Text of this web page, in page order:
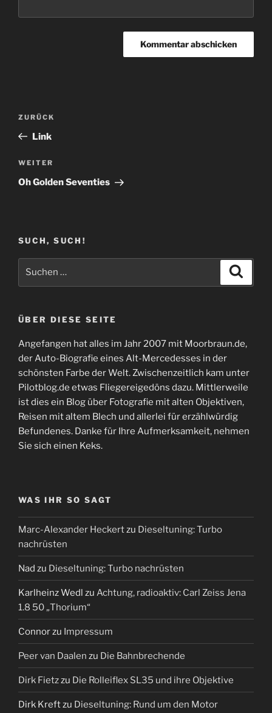
Beitragsnavigation
Vorheriger
Beitrag
ZURÜCK
Link
Nächster
Beitrag
WEITER
Oh Golden Seventies
SUCH, SUCH!
ÜBER DIESE SEITE
Angefangen hat alles im Jahr 2007 mit Moorbraun.de,
der Auto-Biografie eines Alt-Mercedesses in der
schönsten Farbe der Welt. Zwischenzeitlich kam unter
Pilotblog.de etwas Fliegereigedöns dazu. Mittlerweile
ist dies ein Blog über Fotografie mit alten Objektiven,
Reisen mit altem Blech und allerlei für erzählwürdig
Befundenes. Danke für Ihre Aufmerksamkeit, nehmen
Sie sich einen Keks.
WAS IHR SO SAGT
Marc-Alexander Heckertzu Dieseltuning: Turbo
nachrüsten
Nad zu Dieseltuning: Turbo nachrüsten
Karlheinz Wedl zu Achtung, radioaktiv: Carl Zeiss Jena
1.8 50 „Thorium“
Connorzu Impressum
Peer van Daalen zu Die Bahnbrechende
Dirk Fietzzu Die Rolleiflex SL35 und ihre Objektive
Dirk Kreftzu Dieseltuning: Rund um den Motor